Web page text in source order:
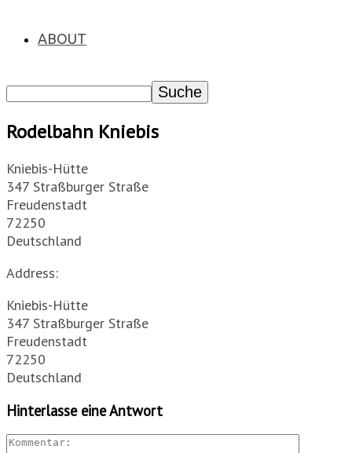
ABOUT
Rodelbahn Kniebis
Kniebis-Hütte
347 Straßburger Straße
Freudenstadt
72250
Deutschland
Address:
Kniebis-Hütte
347 Straßburger Straße
Freudenstadt
72250
Deutschland
Hinterlasse eine Antwort